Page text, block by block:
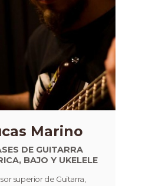
Marino
DE GUITARRA
BAJO Y UKELELE
superior de Guitarra,